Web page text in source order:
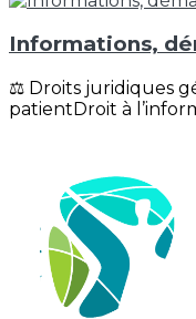
Informations,
⚖️ Droits juridiques
patientDroit à